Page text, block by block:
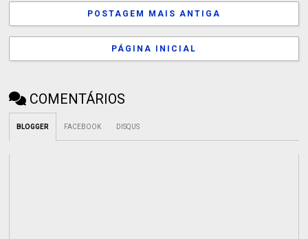
POSTAGEM MAIS ANTIGA
PÁGINA INICIAL
COMENTÁRIOS
BLOGGER FACEBOOK DISQUS